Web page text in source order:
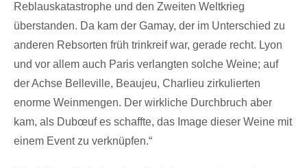
Reblauskatastrophe und den Zweiten Weltkrieg
überstanden. Da kam der Gamay, der im Unterschied zu
anderen Rebsorten früh trinkreif war, gerade recht. Lyon
und vor allem auch Paris verlangten solche Weine; auf
der Achse Belleville, Beaujeu, Charlieu zirkulierten
enorme Weinmengen. Der wirkliche Durchbruch aber
kam, als Dubœuf es schaffte, das Image dieser Weine mit
einem Event zu verknüpfen.“